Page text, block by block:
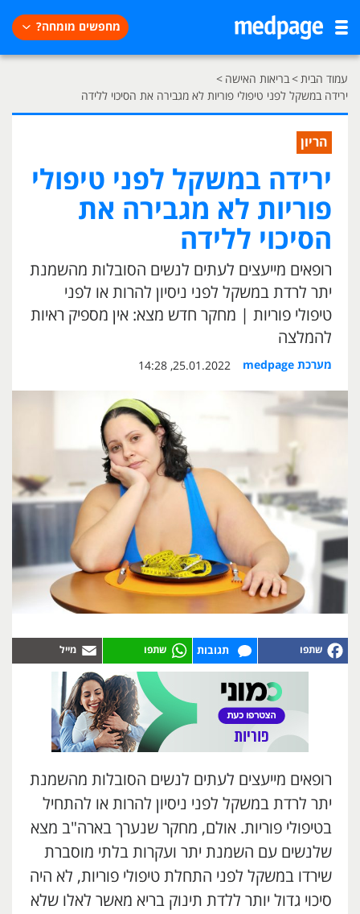
מחפשים מומחה?
עמוד הבית>בריאות האישה >
ירידה במשקל לפני טיפולי פוריות לא מגבירה את הסיכוי ללידה
הריון
ירידה במשקל לפני טיפולי
פוריות לא מגבירה את
הסיכוי ללידה
רופאים מייעצים לעתים לנשים הסובלות מהשמנת
יתר לרדת במשקל לפני ניסיון להרות או לפני
טיפולי פוריות | מחקר חדש מצא: אין מספיק ראיות
להמלצה
מערכת medpage 25.01.2022, 14:28
תגובות
רופאים מייעצים לעתים לנשים הסובלות מהשמנת
יתר לרדת במשקל לפני ניסיון להרות או להתחיל
בטיפולי פוריות. אולם, מחקר שנערך בארה"ב מצא
שלנשים עם השמנת יתר ועקרות בלתי מוסברת
שירדו במשקל לפני התחלת טיפולי פוריות, לא היה
סיכוי גדול יותר ללדת תינוק בריא מאשר לאלו שלא